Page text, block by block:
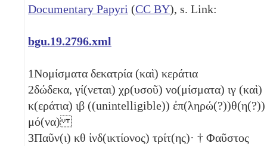
Documentary Papyri (CC BY), s. Link:
bgu.19.2796.xml
1Νομίσματα δεκατρία (καὶ) κεράτια
2δώδεκα, γί(νεται) χρ(υσοῦ) νο(μίσματα) ιγ (καὶ)
κ(εράτια) ιβ ((unintelligible)) ἐπ(ληρώ(?))θ(η(?))
μό(να)
3Παῦν(ι) κθ ἰνδ(ικτίονος) τρίτ(ης)· † Φαῦστος